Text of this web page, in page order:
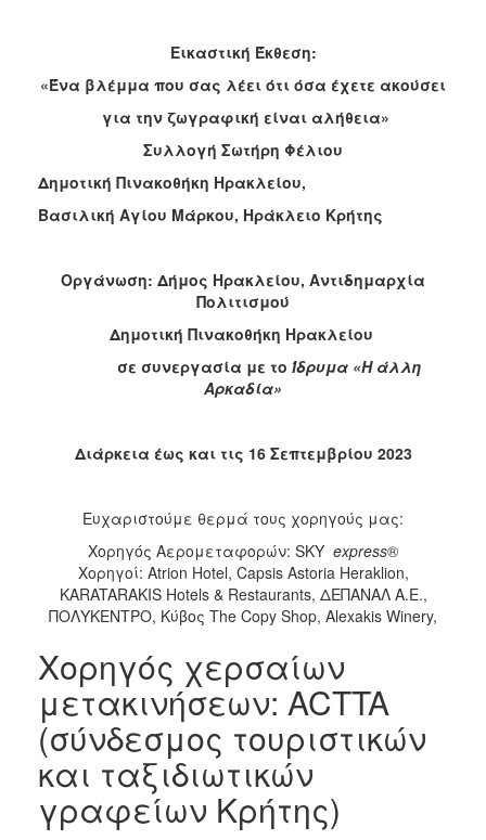
Εικαστική Έκθεση:
«Ένα βλέμμα που σας λέει ότι όσα έχετε ακούσει
για την ζωγραφική είναι αλήθεια»
Συλλογή Σωτήρη Φέλιου
Δημοτική Πινακοθήκη Ηρακλείου,
Βασιλική Αγίου Μάρκου, Ηράκλειο Κρήτης
Οργάνωση: Δήμος Ηρακλείου, Αντιδημαρχία
Πολιτισμού
Δημοτική Πινακοθήκη Ηρακλείου
σε συνεργασία με το Ίδρυμα «Η άλλη
Αρκαδία»
Διάρκεια έως και τις 16 Σεπτεμβρίου 2023
Ευχαριστούμε θερμά τους χορηγούς μας:
Χορηγός Αερομεταφορών: SKY express®
Χορηγοί: Atrion Hotel, Capsis Astoria Heraklion,
KARATARAKIS Hotels & Restaurants, ΔΕΠΑΝΑΛ Α.Ε.,
ΠΟΛΥΚΕΝΤΡΟ, Κύβος The Copy Shop, Alexakis Winery,
Χορηγός χερσαίων
μετακινήσεων: ACTTA
(σύνδεσμος τουριστικών
και ταξιδιωτικών
γραφείων Κρήτης)